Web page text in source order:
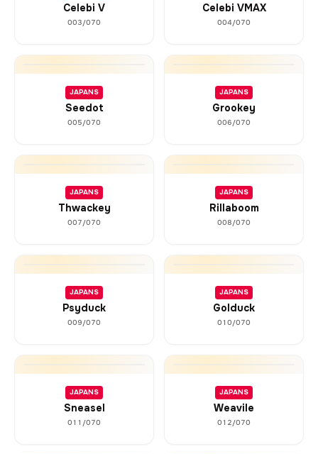
Celebi V
003/070
Celebi VMAX
004/070
JAPANS
Seedot
005/070
JAPANS
Grookey
006/070
JAPANS
Thwackey
007/070
JAPANS
Rillaboom
008/070
JAPANS
Psyduck
009/070
JAPANS
Golduck
010/070
JAPANS
Sneasel
011/070
JAPANS
Weavile
012/070